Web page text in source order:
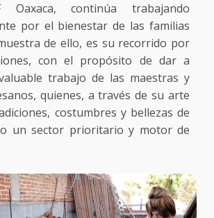
Oaxaca, continúa trabajando
por el bienestar de las familias
de ello, es su recorrido por
con el propósito de dar a
trabajo de las maestras y
quienes, a través de su arte
costumbres y bellezas de
un sector prioritario y motor de